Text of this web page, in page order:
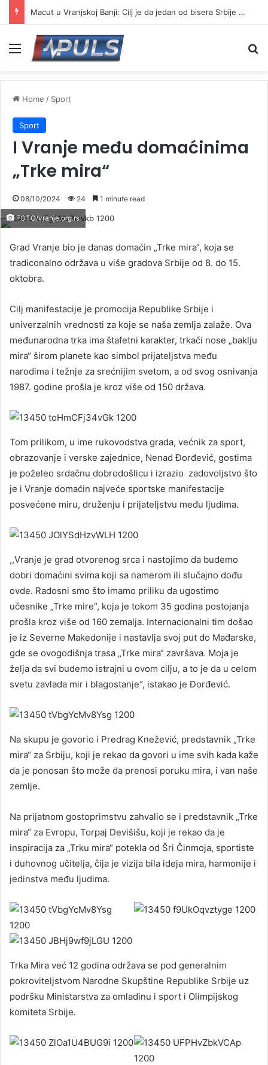
Macut u Vranjskoj Banji: Cilj je da jedan od bisera Srbije postane još jači centar banjskog turizma
Menu
Home / Sport
Sport
I Vranje među domaćinima
„Trke mira“
08/10/2024 24 1 minute read
FOTO/vranje.org.rs
Grad Vranje bio je danas domaćin „Trke mira“, koja se
tradiconalno održava u više gradova Srbije od 8. do 15.
oktobra.
Cilj manifestacije je promocija Republike Srbije i
univerzalnih vrednosti za koje se naša zemlja zalaže. Ova
međunarodna trka ima štafetni karakter, trkači nose „baklju
mira“ širom planete kao simbol prijateljstva među
narodima i težnje za srećnijim svetom, a od svog osnivanja
1987. godine prošla je kroz više od 150 država.
Tom prilikom, u ime rukovodstva grada, većnik za sport,
obrazovanje i verske zajednice, Nenad Đorđević, gostima
je poželeo srdačnu dobrodošlicu i izrazio zadovoljstvo što
je i Vranje domaćin najveće sportske manifestacije
posvećene miru, druženju i prijateljstvu među ljudima.
,,Vranje je grad otvorenog srca i nastojimo da budemo
dobri domaćini svima koji sa namerom ili slučajno dođu
ovde. Radosni smo što imamo priliku da ugostimo
učesnike „Trke mire“, koja je tokom 35 godina postojanja
prošla kroz više od 160 zemalja. Internacionalni tim došao
je iz Severne Makedonije i nastavlja svoj put do Mađarske,
gde se ovogodišnja trasa „Trke mira“ završava. Moja je
želja da svi budemo istrajni u ovom cilju, a to je da u celom
svetu zavlada mir i blagostanje“, istakao je Đorđević.
Na skupu je govorio i Predrag Knežević, predstavnik „Trke
mira“ za Srbiju, koji je rekao da govori u ime svih kada kaže
da je ponosan što može da prenosi poruku mira, i van naše
zemlje.
Na prijatnom gostoprimstvu zahvalio se i predstavnik „Trke
mira“ za Evropu, Torpaj Devišišu, koji je rekao da je
inspiracija za „Trku mira“ potekla od Šri Činmoja, sportiste
i duhovnog učitelja, čija je vizija bila ideja mira, harmonije i
jedinstva među ljudima.
Trka Mira već 12 godina održava se pod generalnim
pokroviteljstvom Narodne Skupštine Republike Srbije uz
podršku Ministarstva za omladinu i sport i Olimpijskog
komiteta Srbije.